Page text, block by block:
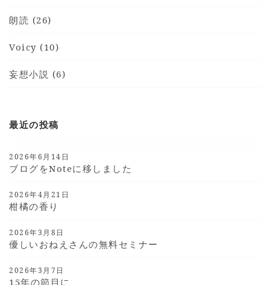
朗読 (26)
Voicy (10)
妄想小説 (6)
最近の投稿
2026年6月14日
ブログをnoteに移しました
2026年4月21日
柑橘の香り
2026年3月8日
優しいおねえさんの無料セミナー
2026年3月7日
15年の節目に